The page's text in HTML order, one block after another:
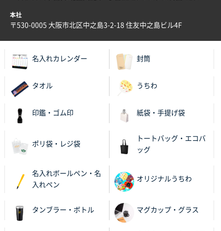
A4箔押し名入れクリアファイル300枚
ったので
栃木県M社様
100枚
前回同様、安心できるから
茨城県G社様
300枚
何度か注文していて、満足していたから
のしメモ100P800枚
本社
〒530-0005 大阪市北区中之島3-2-18 住友中之島ビル4F
名入れカレンダー 封筒
タオル うちわ
印鑑・ゴム印 紙袋・手提げ袋
ポリ袋・レジ袋
トートバッグ・エコバ
ッグ
名入れボールペン・名
入れペン
オリジナルうちわ
タンブラー・ボトル マグカップ・グラス